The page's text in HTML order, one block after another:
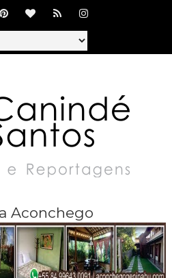
Aconchego